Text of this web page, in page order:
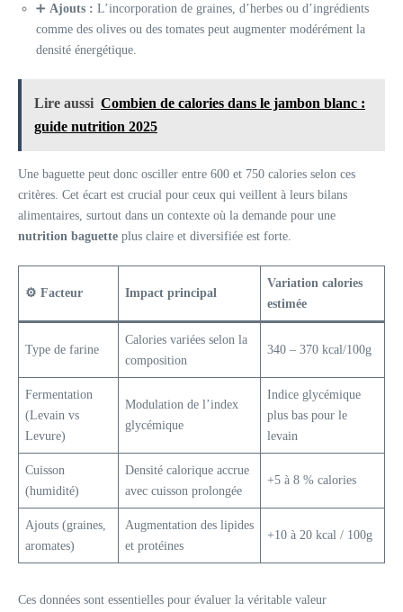
➕ Ajouts : L’incorporation de graines, d’herbes ou d’ingrédients
comme des olives ou des tomates peut augmenter modérément la
densité énergétique.
Lire aussi Combien de calories dans le jambon blanc :
guide nutrition 2025
Une baguette peut donc osciller entre 600 et 750 calories selon ces
critères. Cet écart est crucial pour ceux qui veillent à leurs bilans
alimentaires, surtout dans un contexte où la demande pour une
nutrition baguette plus claire et diversifiée est forte.
⚙️ Facteur Impact principal
Variation calories
estimée
Type de farine
Calories variées selon la
composition
340 – 370 kcal/100g
Fermentation
(Levain vs
Levure)
Modulation de l’index
glycémique
Indice glycémique
plus bas pour le
levain
Cuisson
(humidité)
Densité calorique accrue
avec cuisson prolongée
+5 à 8 % calories
Ajouts (graines,
aromates)
Augmentation des lipides
et protéines
+10 à 20 kcal / 100g
Ces données sont essentielles pour évaluer la véritable valeur